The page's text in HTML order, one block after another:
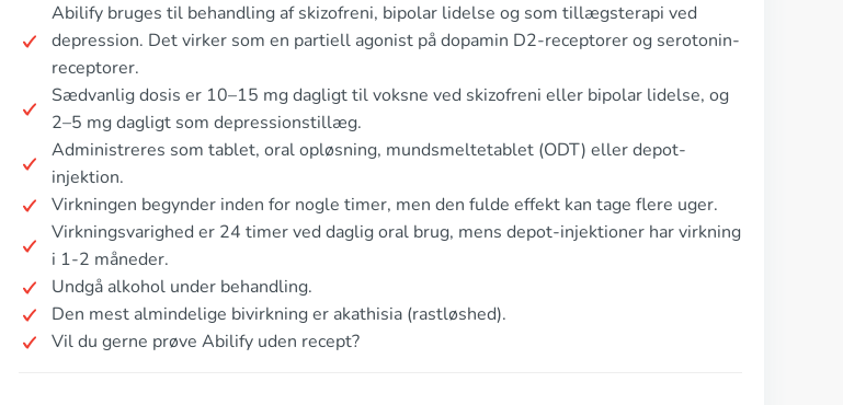
Abilify bruges til behandling af skizofreni, bipolar lidelse og som tillægsterapi ved
depression. Det virker som en partiell agonist på dopamin D2-receptorer og serotonin-
receptorer.
Sædvanlig dosis er 10–15 mg dagligt til voksne ved skizofreni eller bipolar lidelse, og
2–5 mg dagligt som depressionstillæg.
Administreres som tablet, oral opløsning, mundsmeltetablet (ODT) eller depot-
injektion.
Virkningen begynder inden for nogle timer, men den fulde effekt kan tage flere uger.
Virkningsvarighed er 24 timer ved daglig oral brug, mens depot-injektioner har virkning
i 1-2 måneder.
Undgå alkohol under behandling.
Den mest almindelige bivirkning er akathisia (rastløshed).
Vil du gerne prøve Abilify uden recept?